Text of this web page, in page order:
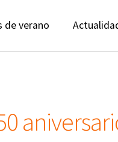
de verano